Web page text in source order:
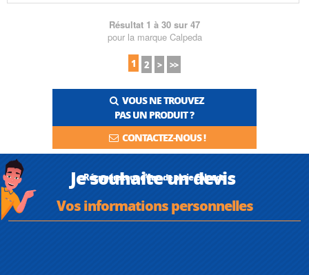
Résultat 1 à 30 sur 47
pour la marque Calpeda
1
2 > >>
VOUS NE TROUVEZ
PAS UN PRODUIT ?
CONTACTEZ-NOUS !
Je souhaite un devis
Récupérateur d'eau de pluie Calpeda
Vos informations personnelles